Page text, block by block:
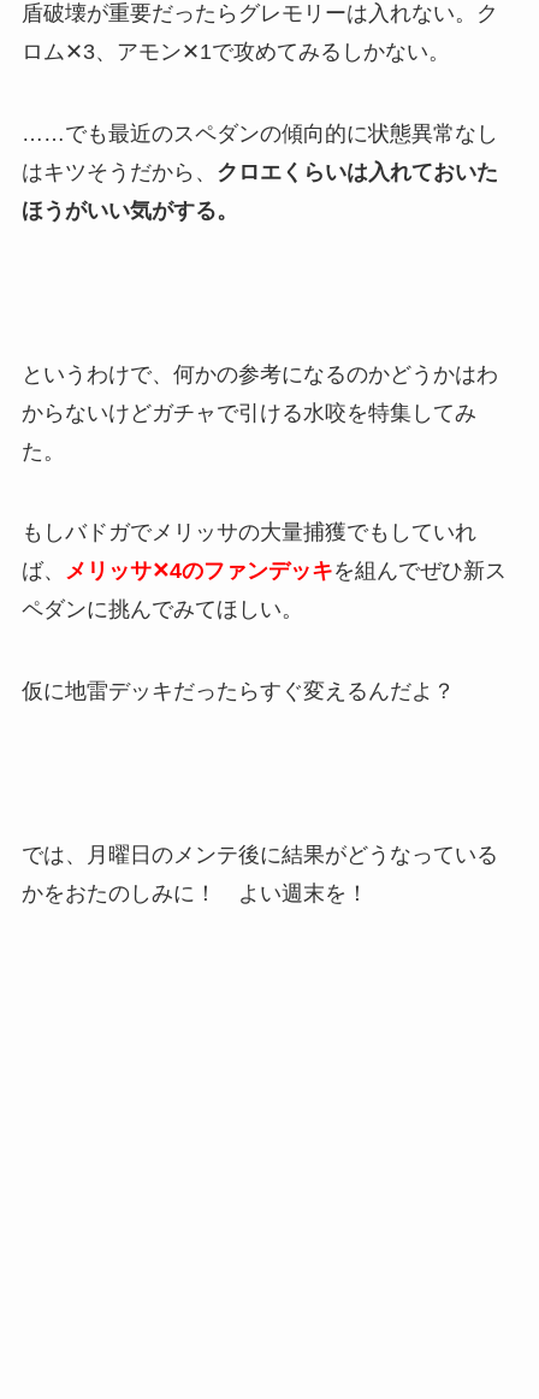
盾破壊が重要だったらグレモリーは入れない。ク
ロム✕3、アモン✕1で攻めてみるしかない。
……でも最近のスペダンの傾向的に状態異常なし
はキツそうだから、 クロエくらいは入れておいた
ほうがいい気がする。
というわけで、何かの参考になるのかどうかはわ
からないけどガチャで引ける水咬を特集してみ
た。
もしバドガでメリッサの大量捕獲でもしていれ
ば、 メリッサ✕4のファンデッキを組んでぜひ新ス
ペダンに挑んでみてほしい。
仮に地雷デッキだったらすぐ変えるんだよ？
では、月曜日のメンテ後に結果がどうなっている
かをおたのしみに！ よい週末を！